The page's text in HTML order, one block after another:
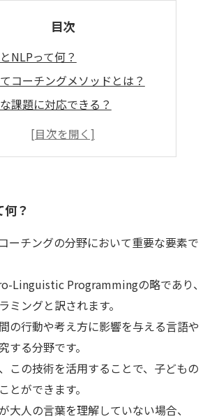
目次
NLPって何？
コーチングメソッドとは？
課題に対応できる？
てにおけるNLPの応用方法
？
ーチングの分野において重要な要素で
Linguistic Programmingの略であり、
ミングと訳されます。
の行動や考え方に影響を与える言語や
する分野です。
この技術を活用することで、子どもの
とができます。
大人の言葉を理解していない場合、